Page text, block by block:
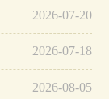
2026-07-20
2026-07-18
2026-08-05